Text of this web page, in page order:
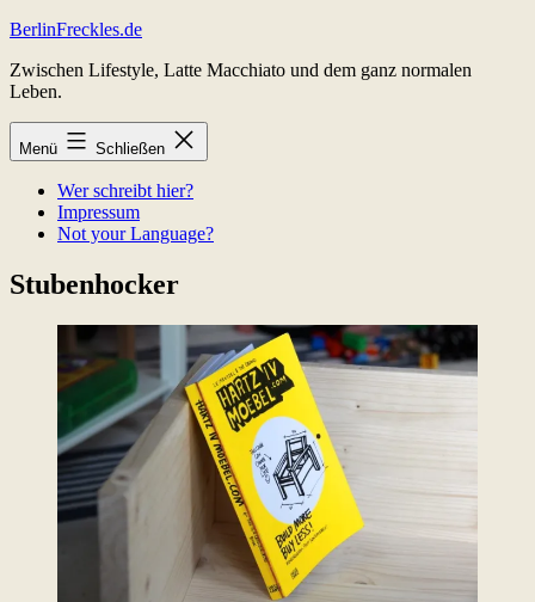
Zum
springen
BerlinFreckles.de
Zwischen Lifestyle, Latte Macchiato und dem ganz normalen
Leben.
Menü Schließen
Wer schreibt hier?
Impressum
Not your Language?
Stubenhocker